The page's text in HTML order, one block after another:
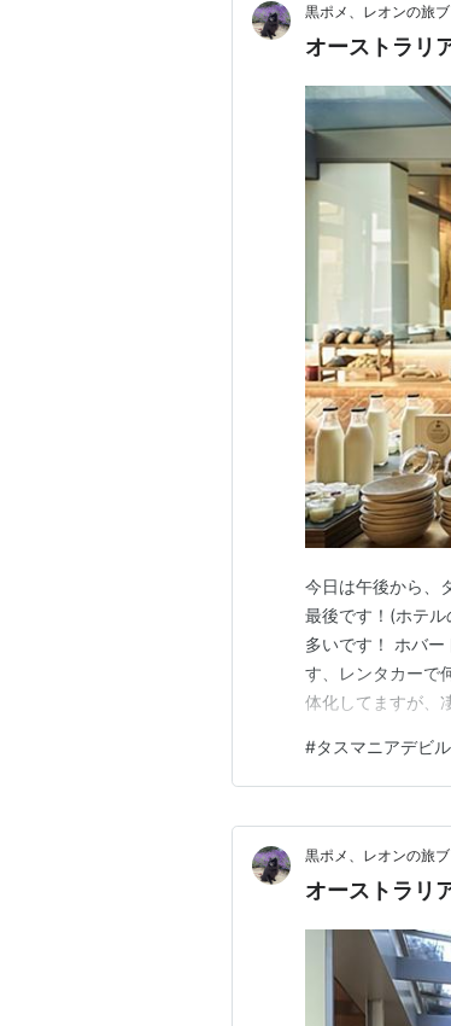
黒ポメ、レオンの旅
オーストラリ
今日は午後から、
最後です！(ホテ
多いです！ ホバ
す、レンタカーで
体化してますが、
フェレストランも
スマニア州知事の
#タスマニアデビル
黒ポメ、レオンの旅
オーストラリ